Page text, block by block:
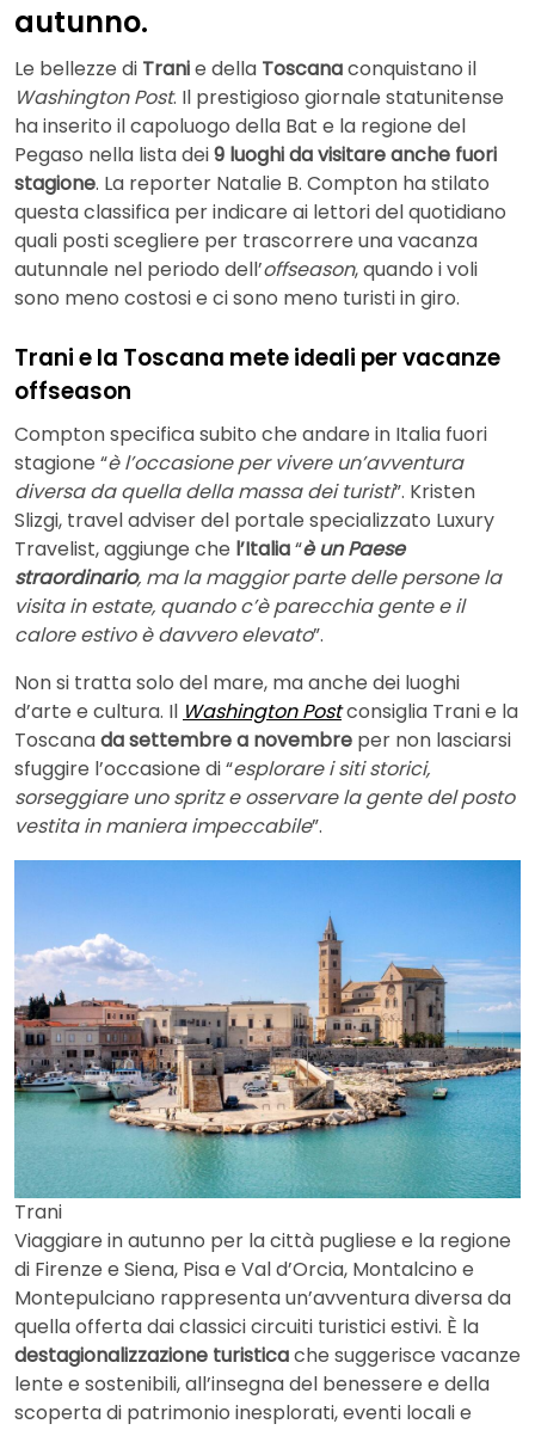
autunno.
Le bellezze di Tranie della Toscanaconquistano il
Washington Post. Il prestigioso giornale statunitense
ha inserito il capoluogo della Bat e la regione del
Pegaso nella lista dei9 luoghi da visitare anche fuori
stagione. La reporter Natalie B. Compton ha stilato
questa classifica per indicare ai lettori del quotidiano
quali posti scegliere per trascorrere una vacanza
autunnale nel periodo dell’offseason, quando i voli
sono meno costosi e ci sono meno turisti in giro.
Trani e la Toscana mete ideali per vacanze
offseason
Compton specifica subito che andare in Italia fuori
stagione “è l’occasione per vivere un’avventura
diversa da quella della massa dei turisti”. Kristen
Slizgi, travel adviser del portale specializzato Luxury
Travelist, aggiunge che l’Italia“è un Paese
straordinario, ma la maggior parte delle persone la
visita in estate, quando c’è parecchia gente e il
calore estivo è davvero elevato”.
Non si tratta solo del mare, ma anche dei luoghi
d’arte e cultura. Il Washington Postconsiglia Trani e la
Toscanada settembre a novembre per non lasciarsi
sfuggire l’occasione di “esplorare i siti storici,
sorseggiare uno spritz e osservare la gente del posto
vestita in maniera impeccabile”.
Trani
Viaggiare in autunno per la città pugliese e la regione
di Firenze e Siena, Pisa e Val d’Orcia, Montalcino e
Montepulciano rappresenta un’avventura diversa da
quella offerta dai classici circuiti turistici estivi. È la
destagionalizzazione turisticache suggerisce vacanze
lente e sostenibili, all’insegna del benessere e della
scoperta di patrimonio inesplorati, eventi locali e